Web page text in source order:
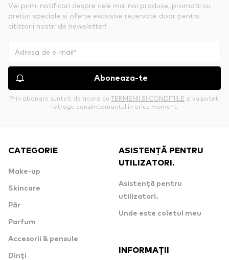
Vei primi notificari despre cele mai noi produse, promotii cu
preturi speciale si oferte exclusive rezervate doar pentru
citittorii nostri de newsletter!
Aboneaza-te
Prin abonare sunteti de acord cu TERMENII SI CONDITIILE si va puteti
retrage consimtamantul in orice moment.
CATEGORIE
Make-up
Skincare
Păr
Parfum
Accesorii & pensule
Dinți
ASISTENȚĂ PENTRU
UTILIZATORI.
Asistență pentru
utilizatori.
Unde este coletul meu
INFORMAȚII